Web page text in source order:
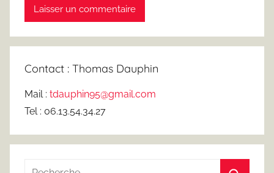
Contact : Thomas Dauphin
Mail : tdauphin95@gmail.com
Tel : 06.13.54.34.27
Recherche